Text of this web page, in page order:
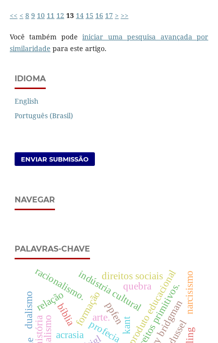
<< < 8 9 10 11 12 13 14 15 16 17 > >>
Você também podeiniciar uma pesquisa avançada por
similaridade para este artigo.
IDIOMA
English
Português (Brasil)
ENVIAR SUBMISSÃO
NAVEGAR
PALAVRAS-CHAVE
kant
bíblia
profeciaproduto educacional
relação
acrasia
formação
indústria culturalconceitos primitivos.
percy bridgman
direitos sociais
arte.
racionalismo.
dualismo narcisismo
quebra
ppfen